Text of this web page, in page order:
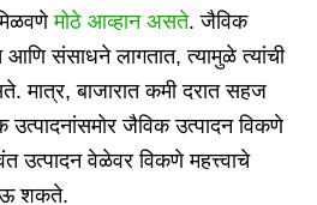
मोठे आव्हान असते. जैविक
आणि संसाधने लागतात, त्यामुळे त्यांची
मात्र, बाजारात कमी दरात सहज
जैविक उत्पादन विकणे
उत्पादन वेळेवर विकणे महत्त्वाचे
शकते.